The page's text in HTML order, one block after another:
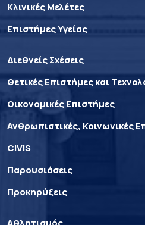
Κλινικές Μελέτες
Επιστήμες Υγείας
Διεθνείς Σχέσεις
Θετικές Επιστήμες και
Οικονομικές Επιστήμες
Ανθρωπιστικές, Κοινωνικές
CIVIS
Παρουσιάσεις
Προκηρύξεις